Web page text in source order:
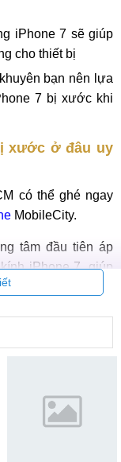
iPhone 7 sẽ giúp
cho thiết bị
bạn nên lựa
7 bị xước khi
xước ở đâu uy
có thể ghé ngay
MobileCity.
tâm đầu tiên áp
iPhone 7, giúp
bị trầy màn hình.
nhanh chóng,
sát trực tiếp qua
luộc đồ tráo đổi